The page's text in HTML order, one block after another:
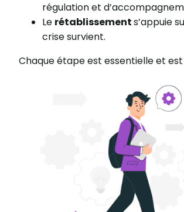
régulation et
Le rétablissements’appuie
crise survient.
Chaque étape est essentielle et